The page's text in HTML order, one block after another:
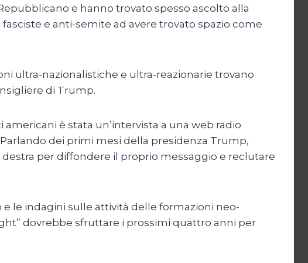
e hanno trovato spesso ascolto alla
e anti-semite ad avere trovato spazio come
ultra-nazionalistiche e ultra-reazionarie trovano
di Trump.
è stata un’intervista a una web radio
Parlando dei primi mesi della presidenza Trump,
per diffondere il proprio messaggio e reclutare
le indagini sulle attività delle formazioni neo-
dovrebbe sfruttare i prossimi quattro anni per